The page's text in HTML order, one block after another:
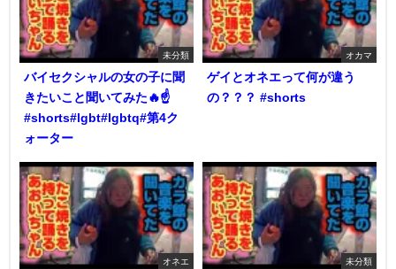
未分類
バイセクシャルの女の子に聞
きたいこと聞いてみた🔥☝️
#shorts#lgbt#lgbtq#第4ク
ォーター
オカマ
ゲイとオネエって何が違う
の？？？ #shorts
オネエ 未分類